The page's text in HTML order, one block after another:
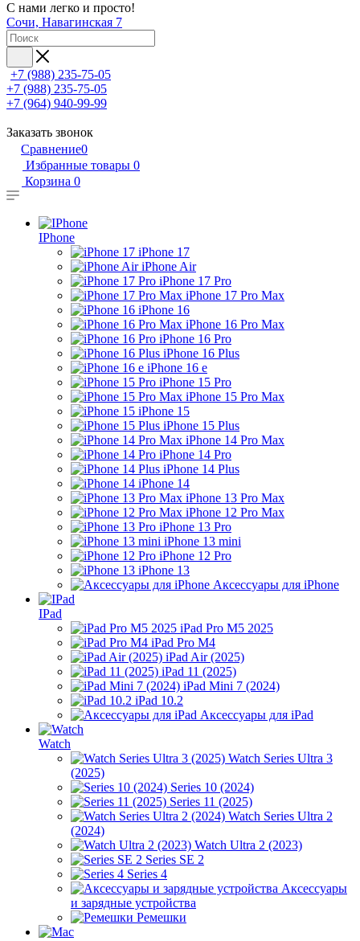
С нами легко и просто!
Сочи, Навагинская 7
+7 (988) 235-75-05
+7 (988) 235-75-05
+7 (964) 940-99-99
Заказать звонок
Сравнение0
Избранные товары 0
Корзина 0
IPhone
iPhone 17
iPhone Air
iPhone 17 Pro
iPhone 17 Pro Max
iPhone 16
iPhone 16 Pro Max
iPhone 16 Pro
iPhone 16 Plus
iPhone 16 e
iPhone 15 Pro
iPhone 15 Pro Max
iPhone 15
iPhone 15 Plus
iPhone 14 Pro Max
iPhone 14 Pro
iPhone 14 Plus
iPhone 14
iPhone 13 Pro Max
iPhone 12 Pro Max
iPhone 13 Pro
iPhone 13 mini
iPhone 12 Pro
iPhone 13
Аксессуары для iPhone
IPad
iPad Pro M5 2025
iPad Pro M4
iPad Air (2025)
iPad 11 (2025)
iPad Mini 7 (2024)
iPad 10.2
Аксессуары для iPad
Watch
Watch Series Ultra 3
(2025)
Series 10 (2024)
Series 11 (2025)
Watch Series Ultra 2
(2024)
Watch Ultra 2 (2023)
Series SE 2
Series 4
Аксессуары
и зарядные устройства
Ремешки